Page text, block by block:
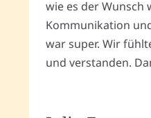
wie es der Wunsch
Kommunikation
war super. Wir
und verstanden.